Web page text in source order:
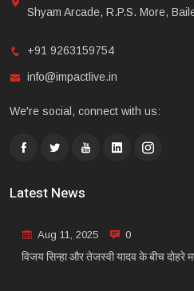
Shyam Arcade, R.P.S. More,
+91 9263159754
info@impactlive.in
We're social, connect with us:
Latest News
Aug 11, 2025 0
विजय सिन्हा और तेजस्वी यादव के बीच दोहरे